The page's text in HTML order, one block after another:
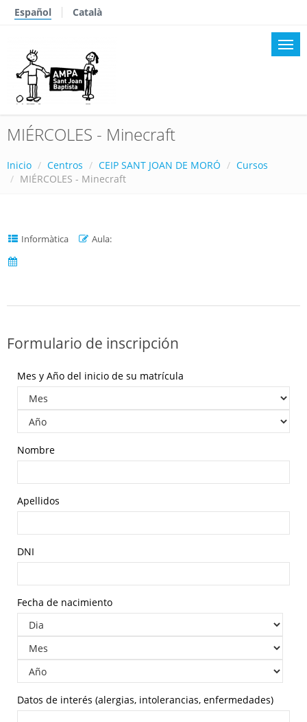
Español Català
MIÉRCOLES - Minecraft
Inicio Centros CEIP SANT JOAN DE MORÓ
Cursos
MIÉRCOLES - Minecraft
Informàtica Aula:
Formulario de inscripción
Mes y Año del inicio de su matrícula
Nombre
Apellidos
DNI
Fecha de nacimiento
Datos de interés (alergias, intolerancias, enfermedades)